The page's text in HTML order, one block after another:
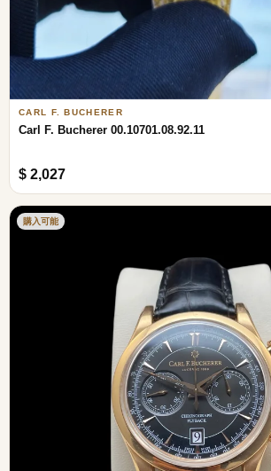
CARL F. BUCHERER
Carl F. Bucherer 00.10701.08.92.11
$ 2,027
購入可能